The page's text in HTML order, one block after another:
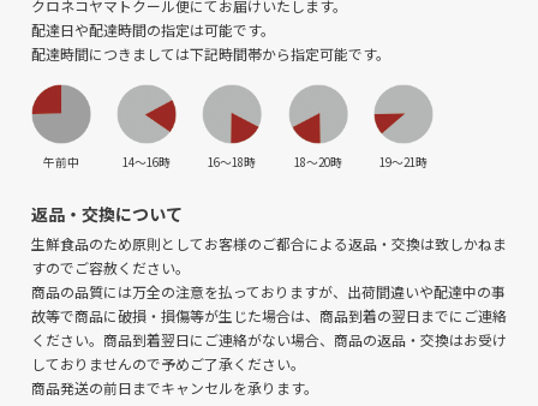
クロネコヤマトクール便にてお届けいたします。
配達日や配達時間の指定は可能です。
配達時間につきましては下記時間帯から指定可能です。
午前中 14〜16時 16〜18時 18〜20時 19〜21時
返品・交換について
生鮮食品のため原則としてお客様のご都合による返品・交換は致しかねま
すのでご容赦ください。
商品の品質には万全の注意を払っておりますが、出荷間違いや配達中の事
故等で商品に破損・損傷等が生じた場合は、商品到着の翌日までにご連絡
ください。商品到着翌日にご連絡がない場合、商品の返品・交換はお受け
しておりませんので予めご了承ください。
商品発送の前日までキャンセルを承ります。